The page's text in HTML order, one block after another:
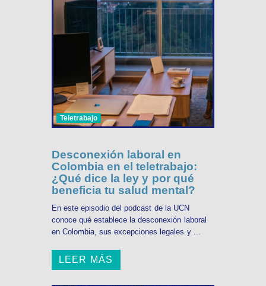
Teletrabajo
Desconexión laboral en
Colombia en el teletrabajo:
¿Qué dice la ley y por qué
beneficia tu salud mental?
En este episodio del podcast de la UCN
conoce qué establece la desconexión laboral
en Colombia, sus excepciones legales y ...
LEER MÁS